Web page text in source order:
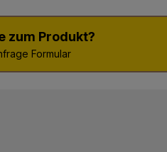
zum Produkt?
Formular